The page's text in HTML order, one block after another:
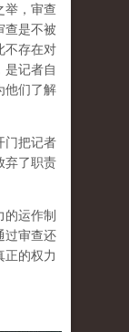
举，审查
查是不被
不存在对
是记者自
他们了解
把记者
了职责
运作制
过审查还
正的权力